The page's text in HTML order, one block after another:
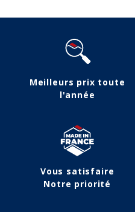
Meilleurs prix toute
l'année
Vous satisfaire
Notre priorité